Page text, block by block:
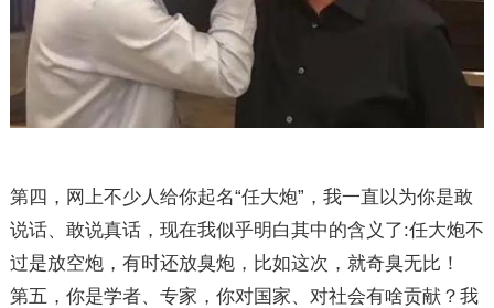
第四，网上不少人给你起名“任大炮”，我一直以为你是敢
说话、敢说真话，现在我似乎明白其中的含义了:任大炮不
过是放空炮，有时还放臭炮，比如这次，就奇臭无比！
第五，你是学者、专家，你对国家、对社会有啥贡献？我